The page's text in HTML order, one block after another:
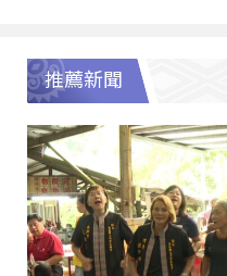
推薦新聞